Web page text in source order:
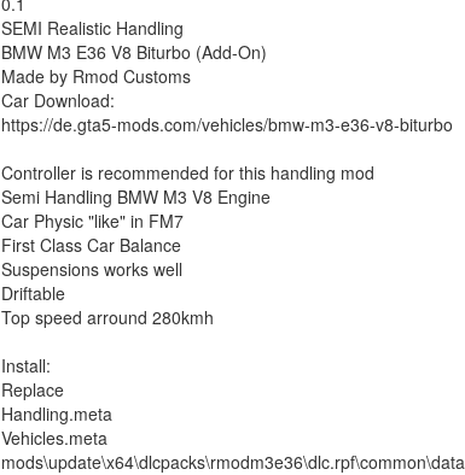
SEMI Realistic Handling
BMW M3 E36 V8 Biturbo (Add-On)
Made by Rmod Customs
Car Download:
https://de.gta5-mods.com/vehicles/bmw-m3-e36-v8-biturbo
Controller is recommended for this handling mod
Semi Handling BMW M3 V8 Engine
Car Physic "like" in FM7
First Class Car Balance
Suspensions works well
Driftable
Top speed arround 280kmh
Install:
Replace
Handling.meta
Vehicles.meta
mods\update\x64\dlcpacks\rmodm3e36\dlc.rpf\common\data